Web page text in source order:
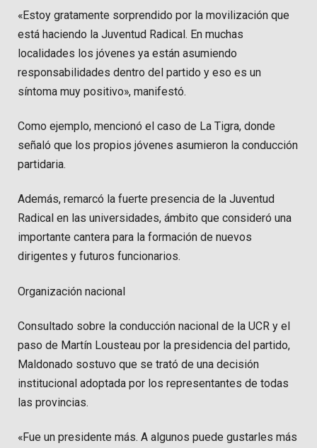
«Estoy gratamente sorprendido por la movilización que
está haciendo la Juventud Radical. En muchas
localidades los jóvenes ya están asumiendo
responsabilidades dentro del partido y eso es un
síntoma muy positivo», manifestó.
Como ejemplo, mencionó el caso de La Tigra, donde
señaló que los propios jóvenes asumieron la conducción
partidaria.
Además, remarcó la fuerte presencia de la Juventud
Radical en las universidades, ámbito que consideró una
importante cantera para la formación de nuevos
dirigentes y futuros funcionarios.
Organización nacional
Consultado sobre la conducción nacional de la UCR y el
paso de Martín Lousteau por la presidencia del partido,
Maldonado sostuvo que se trató de una decisión
institucional adoptada por los representantes de todas
las provincias.
«Fue un presidente más. A algunos puede gustarles más